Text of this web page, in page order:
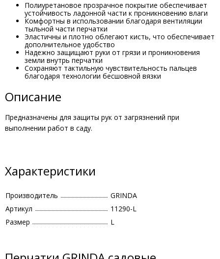
Полиуретановое прозрачное покрытие обеспечивает
устойчивость ладонной части к проникновению влаги
Комфортны в использовании благодаря вентиляции
тыльной части перчатки
Эластичны и плотно облегают кисть, что обеспечивает
дополнительное удобство
Надежно защищают руки от грязи и проникновения
земли внутрь перчатки
Сохраняют тактильную чувствительность пальцев
благодаря технологии бесшовной вязки
Описание
Предназначены для защиты рук от загрязнений при
выполнении работ в саду.
Характеристики
Производитель
GRINDA
Артикул
11290-L
Размер
L